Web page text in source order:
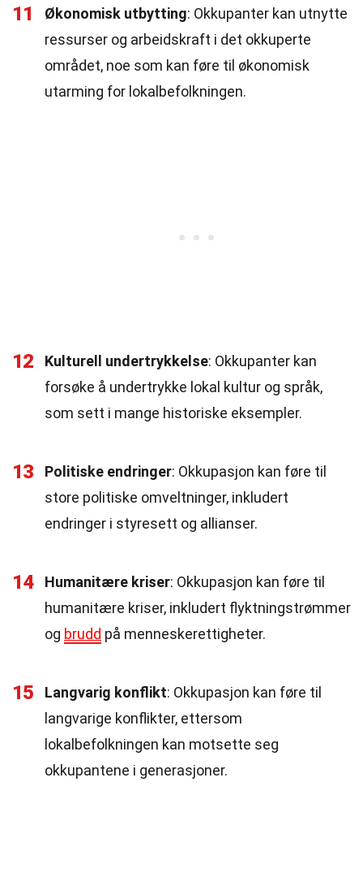
11 Økonomisk utbytting: Okkupanter kan utnytte
ressurser og arbeidskraft i det okkuperte
området, noe som kan føre til økonomisk
utarming for lokalbefolkningen.
12 Kulturell undertrykkelse: Okkupanter kan
forsøke å undertrykke lokal kultur og språk,
som sett i mange historiske eksempler.
13 Politiske endringer: Okkupasjon kan føre til
store politiske omveltninger, inkludert
endringer i styresett og allianser.
14 Humanitære kriser: Okkupasjon kan føre til
humanitære kriser, inkludert flyktningstrømmer
og brudd på menneskerettigheter.
15 Langvarig konflikt: Okkupasjon kan føre til
langvarige konflikter, ettersom
lokalbefolkningen kan motsette seg
okkupantene i generasjoner.